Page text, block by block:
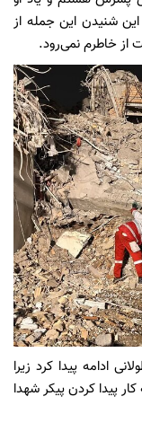
شنیدن این جمله از
از خاطرم نمی‌رود.
ادامه پیدا کرد زیرا
پیدا کردن پیکر شهدا